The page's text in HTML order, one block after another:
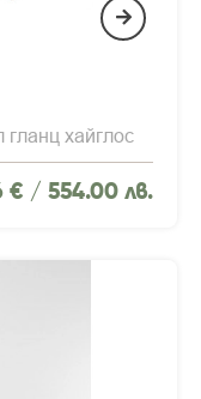
хайглос
€ / 554.00 лв.